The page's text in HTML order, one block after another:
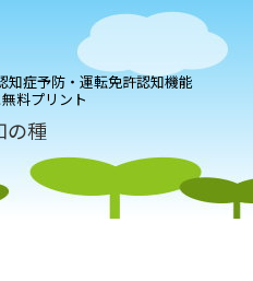
知症予防・運転免許認知機能
料プリント